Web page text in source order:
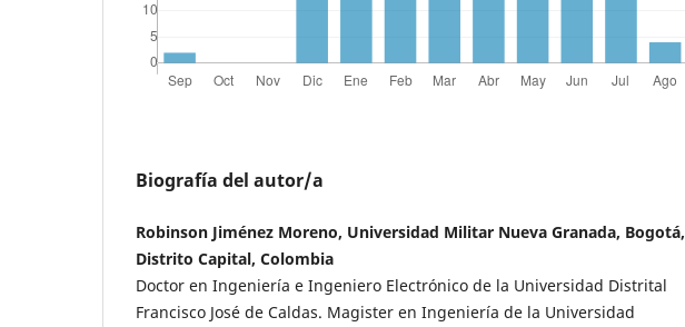
Biografía del autor/a
Robinson Jiménez Moreno, Universidad Militar Nueva Granada, Bogotá,
Distrito Capital, Colombia
Doctor en Ingeniería e Ingeniero Electrónico de la Universidad Distrital
Francisco José de Caldas. Magister en Ingeniería de la Universidad